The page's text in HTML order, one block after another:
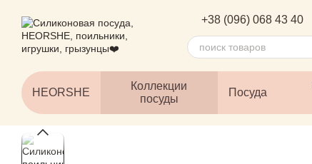
+38 (096) 068 43 40
HEORSHE
Коллекции
посуды
Посуда